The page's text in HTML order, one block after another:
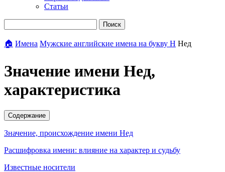
Статьи
Поиск
🏠 Имена Мужские английские имена на букву Н Нед
Значение имени Нед,
характеристика
Содержание
Значение, происхождение имени Нед
Расшифровка имени: влияние на характер и судьбу
Известные носители